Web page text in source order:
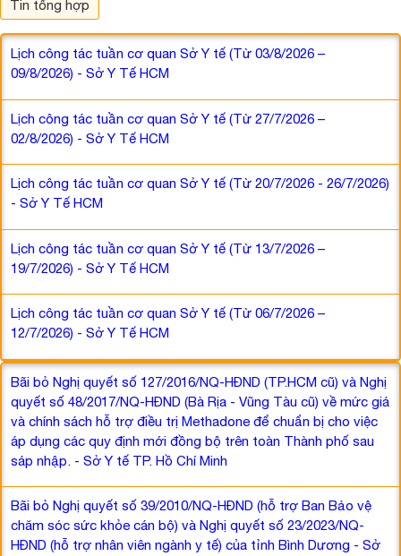
Tin tổng hợp
Lịch công tác tuần cơ quan Sở Y tế (Từ 03/8/2026 –
09/8/2026) - Sở Y Tế HCM
Lịch công tác tuần cơ quan Sở Y tế (Từ 27/7/2026 –
02/8/2026) - Sở Y Tế HCM
Lịch công tác tuần cơ quan Sở Y tế (Từ 20/7/2026 - 26/7/2026)
- Sở Y Tế HCM
Lịch công tác tuần cơ quan Sở Y tế (Từ 13/7/2026 –
19/7/2026) - Sở Y Tế HCM
Lịch công tác tuần cơ quan Sở Y tế (Từ 06/7/2026 –
12/7/2026) - Sở Y Tế HCM
Bãi bỏ Nghị quyết số 127/2016/NQ-HĐND (TP.HCM cũ) và Nghị
quyết số 48/2017/NQ-HĐND (Bà Rịa - Vũng Tàu cũ) về mức giá
và chính sách hỗ trợ điều trị Methadone để chuẩn bị cho việc
áp dụng các quy định mới đồng bộ trên toàn Thành phố sau
sáp nhập. - Sở Y tế TP. Hồ Chí Minh
Bãi bỏ Nghị quyết số 39/2010/NQ-HĐND (hỗ trợ Ban Bảo vệ
chăm sóc sức khỏe cán bộ) và Nghị quyết số 23/2023/NQ-
HĐND (hỗ trợ nhân viên ngành y tế) của tỉnh Bình Dương - Sở